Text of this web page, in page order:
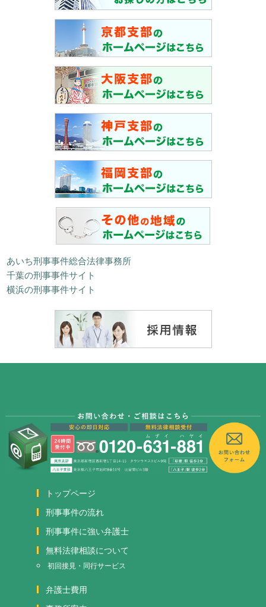
あいち刑事事件総合法律事務所
千葉の刑事事件サイト
横浜の刑事事件サイト
トップページ
刑事事件の流れ
刑事事件に強い弁護士
無料法律相談について
初回接見・同行サービス
弁護士費用